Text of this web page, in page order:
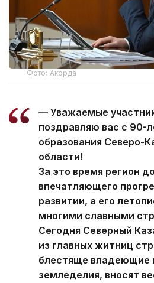
Фото: Акорда
— Уважаемые
поздравляю вас с 90-
образования Северо-
области!
За это время регион
впечатляющего
развитии, а его
многими славными
Сегодня Северный
из главных житниц
блестяще владеющие
земледелия, вносят